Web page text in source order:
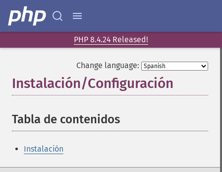
PHP 8.4.24 Released!
Change language:
Instalación/Configuración
Tabla de contenidos
Instalación